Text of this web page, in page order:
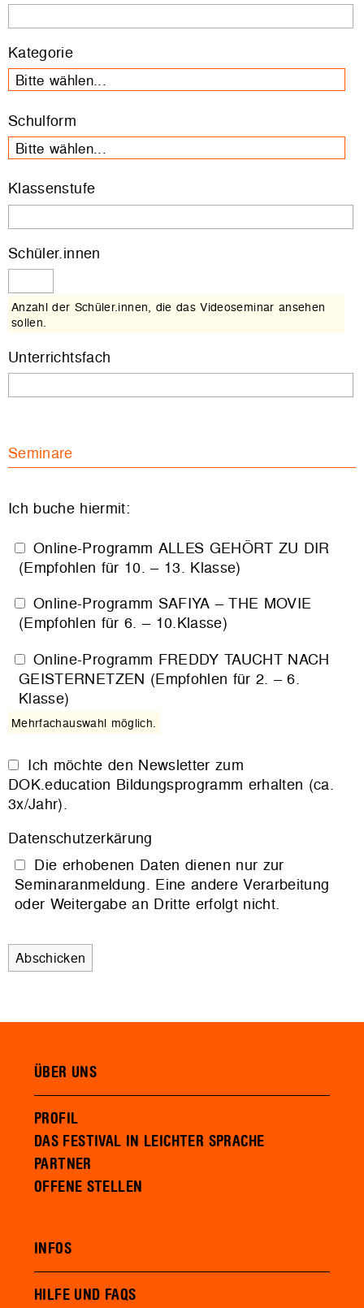
Kategorie
Bitte wählen...
Schulform
Bitte wählen...
Klassenstufe
Schüler.innen
Anzahl der Schüler.innen, die das Videoseminar ansehen
sollen.
Unterrichtsfach
Seminare
Ich buche hiermit:
Online-Programm ALLES GEHÖRT ZU DIR
(Empfohlen für 10. – 13. Klasse)
Online-Programm SAFIYA – THE MOVIE
(Empfohlen für 6. – 10.Klasse)
Online-Programm FREDDY TAUCHT NACH
GEISTERNETZEN (Empfohlen für 2. – 6.
Klasse)
Mehrfachauswahl möglich.
Ich möchte den Newsletter zum
DOK.education Bildungsprogramm erhalten (ca.
3x/Jahr).
Datenschutzerkärung
Die erhobenen Daten dienen nur zur
Seminaranmeldung. Eine andere Verarbeitung
oder Weitergabe an Dritte erfolgt nicht.
ÜBER UNS
PROFIL
DAS FESTIVAL IN LEICHTER SPRACHE
PARTNER
OFFENE STELLEN
INFOS
HILFE UND FAQS